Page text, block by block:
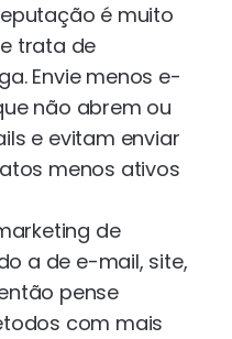
é muito
trata de
Envie menos e-
não abrem ou
e evitam enviar
menos ativos
de
a de e-mail, site,
pense
com mais